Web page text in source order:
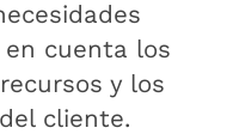
cuenta los
y los
cliente.